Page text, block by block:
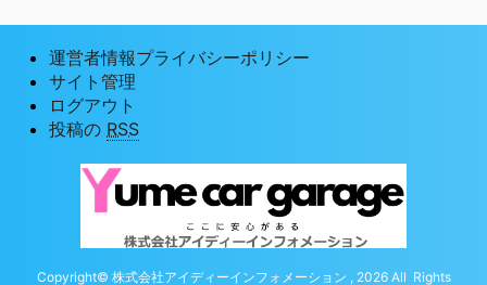
運営者情報プライバシーポリシー
サイト管理
ログアウト
投稿の RSS
Copyright© 株式会社アイディーインフォメーション , 2026 All Rights